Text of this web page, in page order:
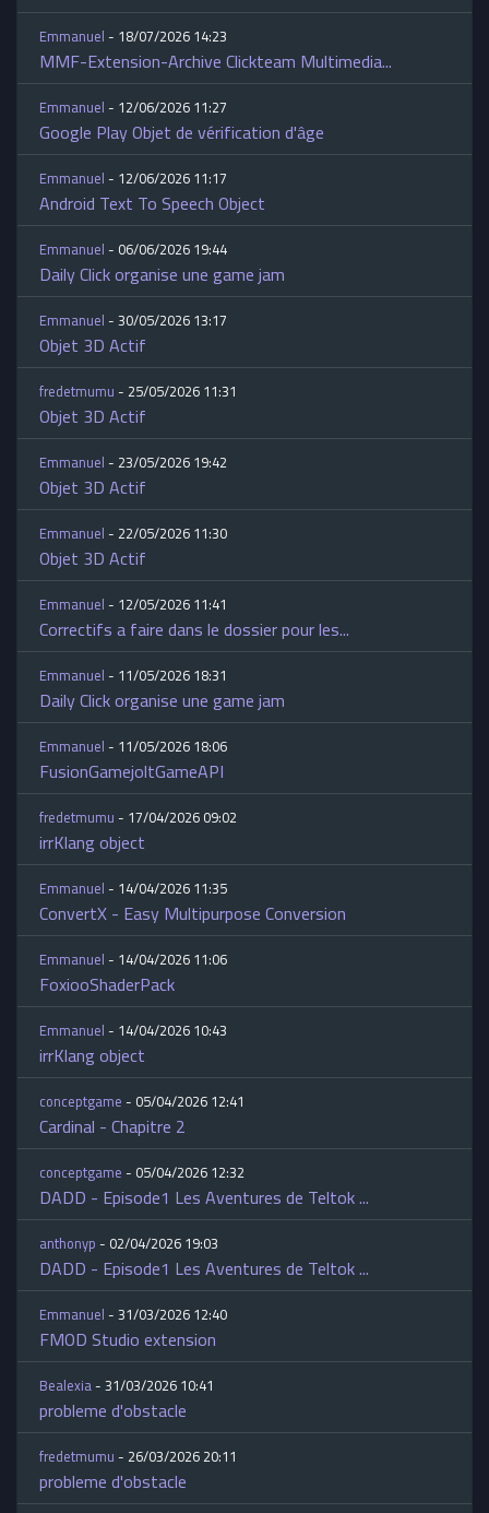
Emmanuel- 18/07/2026 14:23
MMF-Extension-Archive Clickteam Multimedia...
Emmanuel- 12/06/2026 11:27
Google Play Objet de vérification d'âge
Emmanuel- 12/06/2026 11:17
Android Text To Speech Object
Emmanuel- 06/06/2026 19:44
Daily Click organise une game jam
Emmanuel- 30/05/2026 13:17
Objet 3D Actif
fredetmumu- 25/05/2026 11:31
Objet 3D Actif
Emmanuel- 23/05/2026 19:42
Objet 3D Actif
Emmanuel- 22/05/2026 11:30
Objet 3D Actif
Emmanuel- 12/05/2026 11:41
Correctifs a faire dans le dossier pour les...
Emmanuel- 11/05/2026 18:31
Daily Click organise une game jam
Emmanuel- 11/05/2026 18:06
FusionGamejoltGameAPI
fredetmumu- 17/04/2026 09:02
irrKlang object
Emmanuel- 14/04/2026 11:35
ConvertX - Easy Multipurpose Conversion
Emmanuel- 14/04/2026 11:06
FoxiooShaderPack
Emmanuel- 14/04/2026 10:43
irrKlang object
conceptgame- 05/04/2026 12:41
Cardinal - Chapitre 2
conceptgame- 05/04/2026 12:32
DADD - Episode1 Les Aventures de Teltok ...
anthonyp- 02/04/2026 19:03
DADD - Episode1 Les Aventures de Teltok ...
Emmanuel- 31/03/2026 12:40
FMOD Studio extension
Bealexia- 31/03/2026 10:41
probleme d'obstacle
fredetmumu- 26/03/2026 20:11
probleme d'obstacle